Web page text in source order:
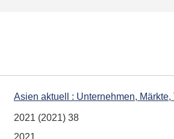
Asien aktuell : Unternehmen,
2021 (2021) 38
2021